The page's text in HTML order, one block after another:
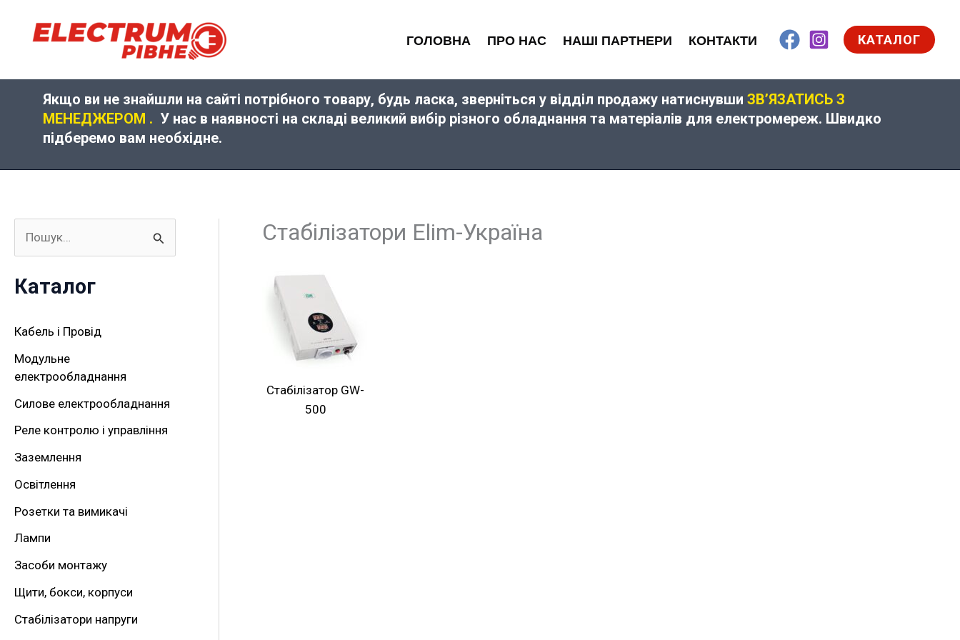
ГОЛОВНА ПРО НАС НАШІ ПАРТНЕРИ КОНТАКТИ КАТАЛОГ
Якщо ви не знайшли на сайті потрібного товару, будь ласка, зверніться у відділ продажу натиснувши ЗВ’ЯЗАТИСЬ З
МЕНЕДЖЕРОМ . У нас в наявності на складі великий вибір різного обладнання та матеріалів для електромереж. Швидко
підберемо вам необхідне.
к
т
и
Каталог
Кабель і Провід
Модульне
електрообладнання
Силове електрообладнання
Реле контролю і управління
Заземлення
Освітлення
Розетки та вимикачі
Лампи
Засоби монтажу
Щити, бокси, корпуси
Стабілізатори напруги
Стабілізатори Elim-Україна
Стабілізатор GW-
500